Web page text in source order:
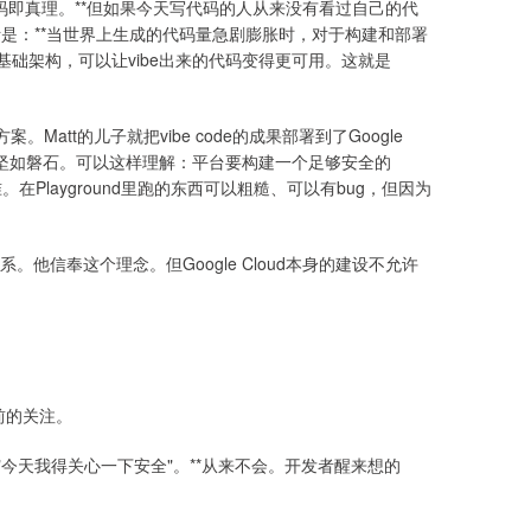
真理。**但如果今天写代码的人从来没有看过自己的代
：**当世界上生成的代码量急剧膨胀时，对于构建和部署
架构，可以让vibe出来的代码变得更可用。这就是
。Matt的儿子就把vibe code的成果部署到了Google
磐石。可以这样理解：平台要构建一个足够安全的
在Playground里跑的东西可以粗糙、可以有bug，但因为
。他信奉这个理念。但Google Cloud本身的建设不允许
关注。
天我得关心一下安全"。**从来不会。开发者醒来想的